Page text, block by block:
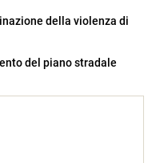
della violenza di
del piano stradale